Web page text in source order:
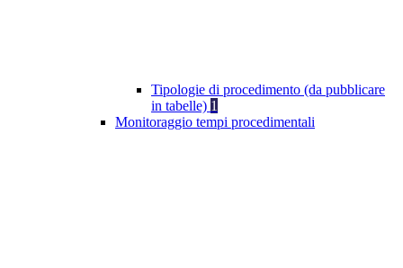
Tipologie di procedimento (da pubblicare
in tabelle) 1
Monitoraggio tempi procedimentali